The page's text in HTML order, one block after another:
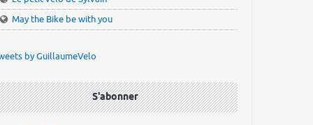
May the Bike be with you
by GuillaumeVelo
S'abonner